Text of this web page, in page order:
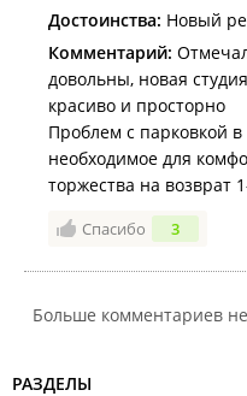
Достоинства: Новый
Комментарий:
довольны, новая
красиво и просторно
Проблем с парковкой
необходимое для
торжества на возврат
Спасибо 3
Больше комментариев
РАЗДЕЛЫ